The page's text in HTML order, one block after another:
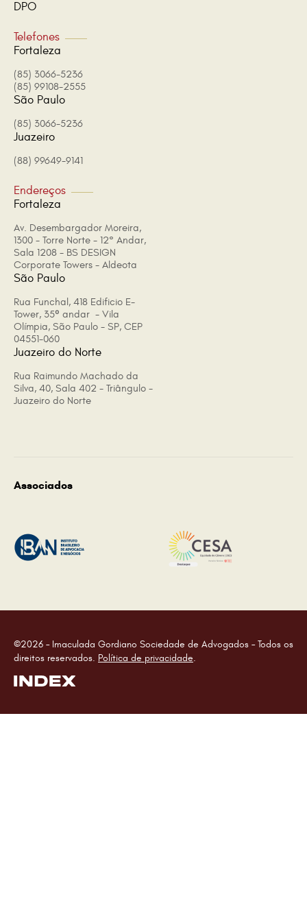
DPO
Telefones
Fortaleza
(85) 3066-5236
(85) 99108-2555
São Paulo
(85) 3066-5236
Juazeiro
(88) 99649-9141
Endereços
Fortaleza
Av. Desembargador Moreira,
1300 - Torre Norte - 12° Andar,
Sala 1208 - BS DESIGN
Corporate Towers - Aldeota
São Paulo
Rua Funchal, 418 Edificio E-
Tower, 35º andar - Vila
Olímpia, São Paulo - SP, CEP
04551-060
Juazeiro do Norte
Rua Raimundo Machado da
Silva, 40, Sala 402 - Triângulo -
Juazeiro do Norte
Associados
©2026 – Imaculada Gordiano Sociedade de Advogados – Todos os
direitos reservados. Política de privacidade.